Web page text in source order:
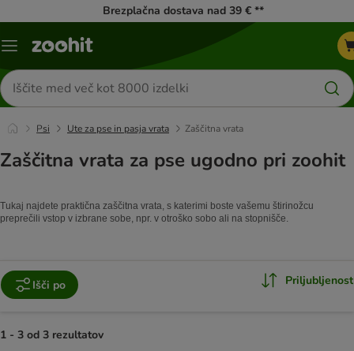
Brezplačna dostava nad 39 € **
Meni
Iskanje
izdelkov
Psi Ute za pse in pasja vrata Zaščitna vrata
Zaščitna vrata za pse ugodno pri zoohit
Tukaj najdete praktična zaščitna vrata, s katerimi boste vašemu štirinožcu
preprečili vstop v izbrane sobe, npr. v otroško sobo ali na stopnišče.
Išči po Priljubljenost
1 - 3 od 3 rezultatov